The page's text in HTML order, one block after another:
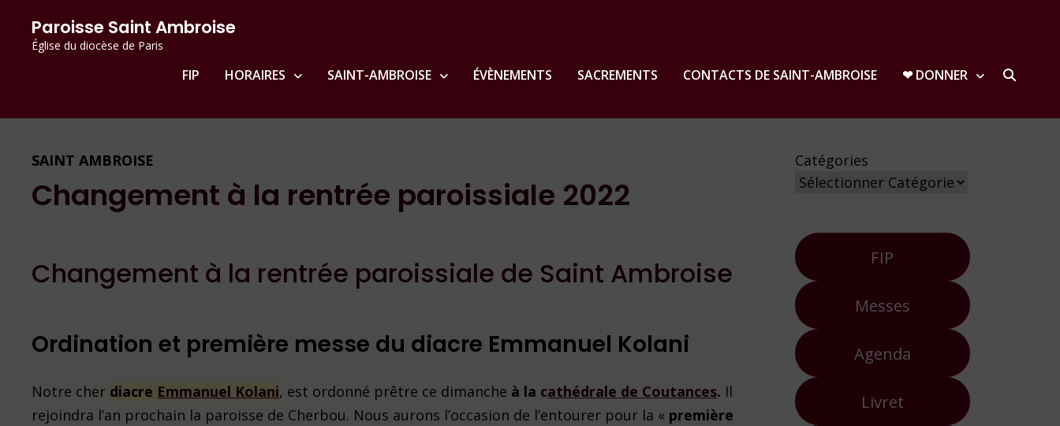
principal
contenu
Paroisse Saint Ambroise
Église du diocèse de Paris
FIP HORAIRES SAINT-AMBROISE ÉVÈNEMENTS SACREMENTS CONTACTS DE SAINT-AMBROISE ❤︎ DONNER
SAINT AMBROISE
Changement à la rentrée paroissiale 2022
Changement à la rentrée paroissiale de Saint Ambroise
Ordination et première messe du diacre Emmanuel Kolani
Notre cher diacre Emmanuel Kolani, est ordonné prêtre ce dimanche à la cathédrale de Coutances. Il
rejoindra l’an prochain la paroisse de Cherbou. Nous aurons l’occasion de l’entourer pour la « première
Catégories
FIP
Messes
Agenda
Livret